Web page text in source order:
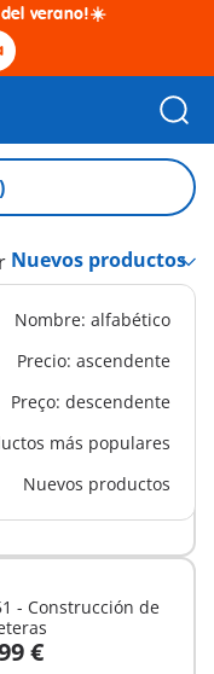
del verano!☀️
Nombre: alfabético
Precio: ascendente
Preço: descendente
más populares
Nuevos productos
- Búsqueda policial
€
cesta
- Construcción de
€
cesta